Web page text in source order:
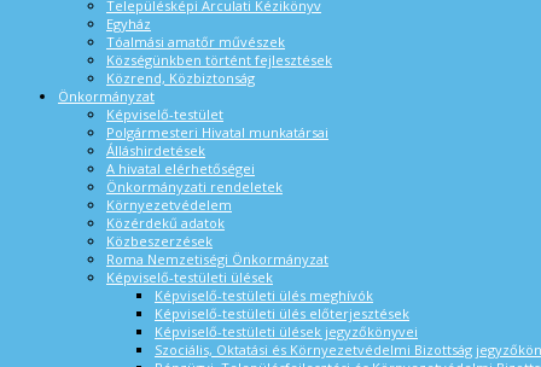
Településképi Arculati Kézikönyv
Egyház
Tóalmási amatőr művészek
Községünkben történt fejlesztések
Közrend, Közbiztonság
Önkormányzat
Képviselő-testület
Polgármesteri Hivatal munkatársai
Álláshirdetések
A hivatal elérhetőségei
Önkormányzati rendeletek
Környezetvédelem
Közérdekű adatok
Közbeszerzések
Roma Nemzetiségi Önkormányzat
Képviselő-testületi ülések
Képviselő-testületi ülés meghívók
Képviselő-testületi ülés előterjesztések
Képviselő-testületi ülések jegyzőkönyvei
Szociális, Oktatási és Környezetvédelmi Bizottság